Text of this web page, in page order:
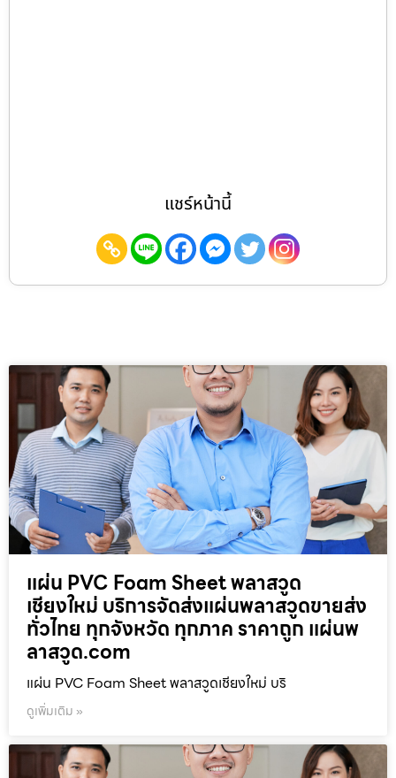
แชร์หน้านี้
แผ่น PVC Foam Sheet พลาสวูด
เชียงใหม่ บริการจัดส่งแผ่นพลาสวูดขายส่ง
ทั่วไทย ทุกจังหวัด ทุกภาค ราคาถูก แผ่นพ
ลาสวูด.com
แผ่น PVC Foam Sheet พลาสวูดเชียงใหม่ บริ
ดูเพิ่มเติม »